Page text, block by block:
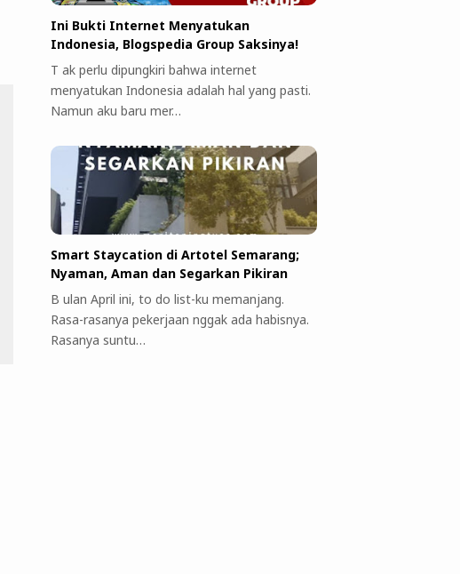
Ini Bukti Internet Menyatukan
Indonesia, Blogspedia Group Saksinya!
T ak perlu dipungkiri bahwa internet
menyatukan Indonesia adalah hal yang pasti.
Namun aku baru mer…
Smart Staycation di Artotel Semarang;
Nyaman, Aman dan Segarkan Pikiran
B ulan April ini, to do list-ku memanjang.
Rasa-rasanya pekerjaan nggak ada habisnya.
Rasanya suntu…